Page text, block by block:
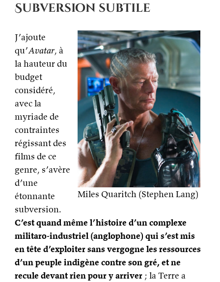
Subversion subtile
Miles Quaritch (Stephen Lang)
J’ajoute
qu’Avatar, à
la hauteur du
budget
considéré,
avec la
myriade de
contraintes
régissant des
films de ce
genre, s’avère
d’une
étonnante
subversion.
C’est quand même l’histoire d’un complexe
militaro-industriel (anglophone) qui s’est mis
en tête d’exploiter sans vergogne les ressources
d’un peuple indigène contre son gré, et ne
recule devant rien pour y arriver ; la Terre a